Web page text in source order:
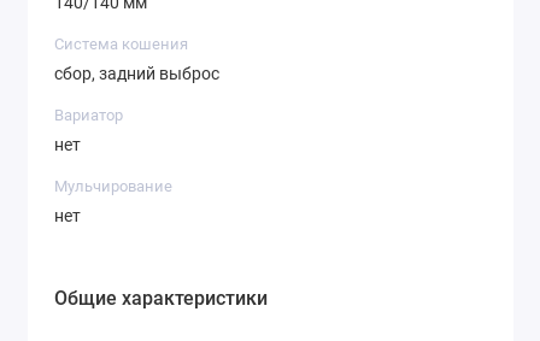
Общие характеристики
Система кошения
сбор, задний выброс
Вариатор
нет
Мульчирование
нет